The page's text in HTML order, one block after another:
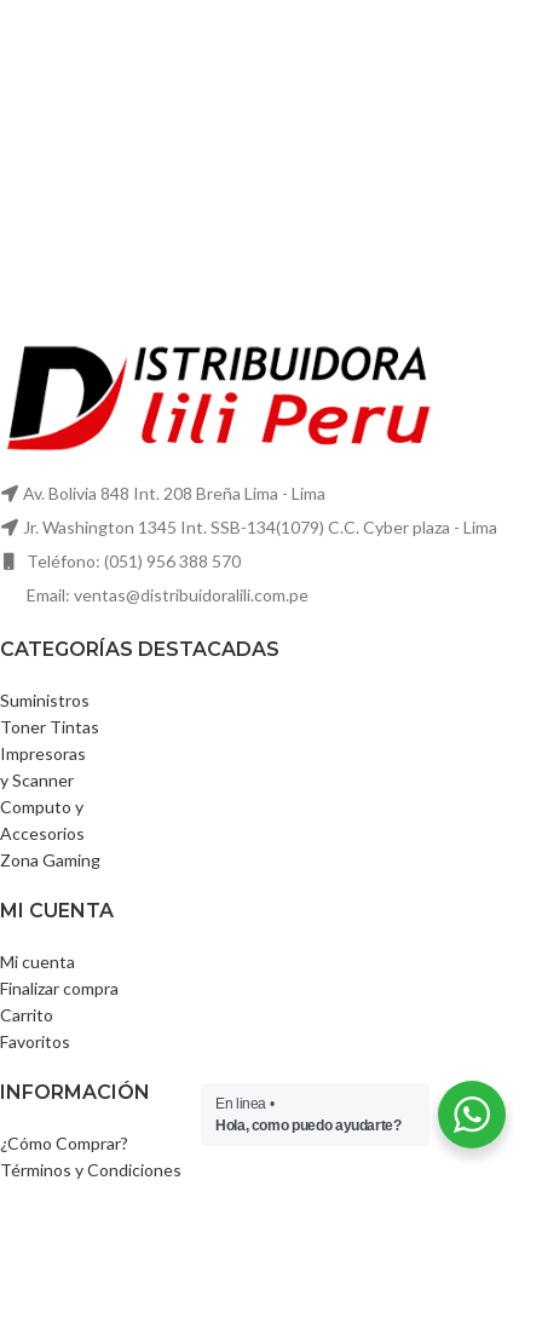
Av. Bolivia 848 Int. 208 Breña Lima - Lima
Jr. Washington 1345 Int. SSB-134(1079) C.C. Cyber plaza - Lima
Teléfono: (051) 956 388 570
Email: ventas@distribuidoralili.com.pe
CATEGORÍAS DESTACADAS
Suministros
Toner Tintas
Impresoras
y Scanner
Computo y
Accesorios
Zona Gaming
MI CUENTA
Mi cuenta
Finalizar compra
Carrito
Favoritos
INFORMACIÓN
¿Cómo Comprar?
Términos y Condiciones
En linea •
Hola, como puedo ayudarte?